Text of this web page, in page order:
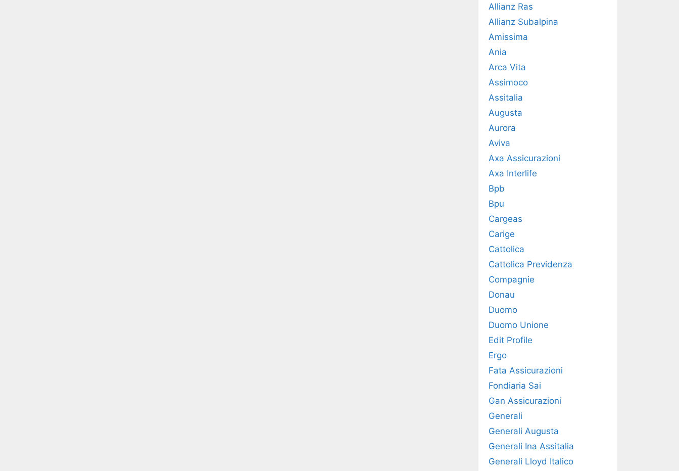
Allianz Ras
Allianz Subalpina
Amissima
Ania
Arca Vita
Assimoco
Assitalia
Augusta
Aurora
Aviva
Axa Assicurazioni
Axa Interlife
Bpb
Bpu
Cargeas
Carige
Cattolica
Cattolica Previdenza
Compagnie
Donau
Duomo
Duomo Unione
Edit Profile
Ergo
Fata Assicurazioni
Fondiaria Sai
Gan Assicurazioni
Generali
Generali Augusta
Generali Ina Assitalia
Generali Lloyd Italico